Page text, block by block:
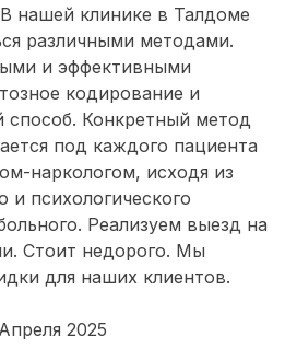
нашей клинике в Талдоме
различными методами.
и эффективными
кодирование и
способ. Конкретный метод
под каждого пациента
наркологом, исходя из
и психологического
Реализуем выезд на
Стоит недорого. Мы
для наших клиентов.
2025